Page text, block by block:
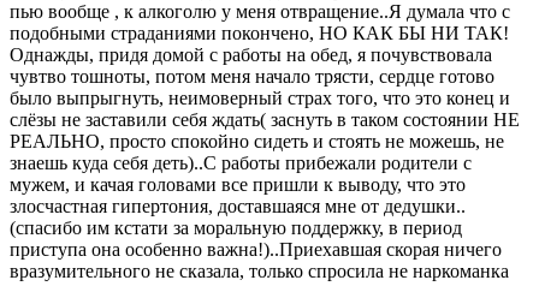
пью вообще , к алкоголю у меня отвращение..Я думала что с
подобными страданиями покончено, НО КАК БЫ НИ ТАК!
Однажды, придя домой с работы на обед, я почувствовала
чувтво тошноты, потом меня начало трясти, сердце готово
было выпрыгнуть, неимоверный страх того, что это конец и
слёзы не заставили себя ждать( заснуть в таком состоянии НЕ
РЕАЛЬНО, просто спокойно сидеть и стоять не можешь, не
знаешь куда себя деть)..С работы прибежали родители с
мужем, и качая головами все пришли к выводу, что это
злосчастная гипертония, доставшаяся мне от дедушки..
(спасибо им кстати за моральную поддержку, в период
приступа она особенно важна!)..Приехавшая скорая ничего
вразумительного не сказала, только спросила не наркоманка